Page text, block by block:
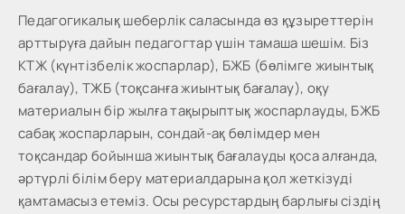
Педагогикалық шеберлік саласында өз құзыреттерін
арттыруға дайын педагогтар үшін тамаша шешім. Біз
КТЖ (күнтізбелік жоспарлар), БЖБ (бөлімге жиынтық
бағалау), ТЖБ (тоқсанға жиынтық бағалау), оқу
материалын бір жылға тақырыптық жоспарлауды, БЖБ
сабақ жоспарларын, сондай-ақ бөлімдер мен
тоқсандар бойынша жиынтық бағалауды қоса алғанда,
әртүрлі білім беру материалдарына қол жеткізуді
қамтамасыз етеміз. Осы ресурстардың барлығы сіздің